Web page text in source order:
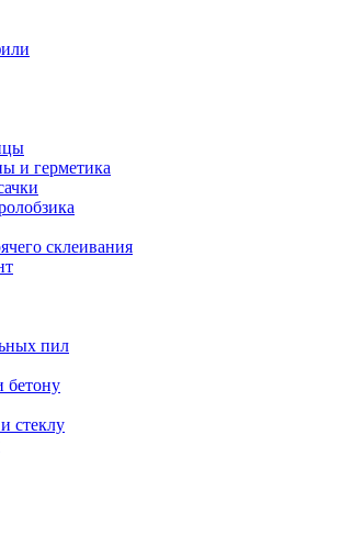
и герметика
склеивания
пил
бетону
стеклу